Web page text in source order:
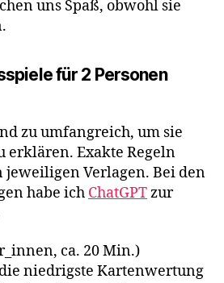
uns Spaß, obwohl sie
für 2 Personen
zu umfangreich, um sie
erklären. Exakte Regeln
jeweiligen Verlagen. Bei den
habe ich ChatGPTzur
ca. 20 Min.)
niedrigste Kartenwertung